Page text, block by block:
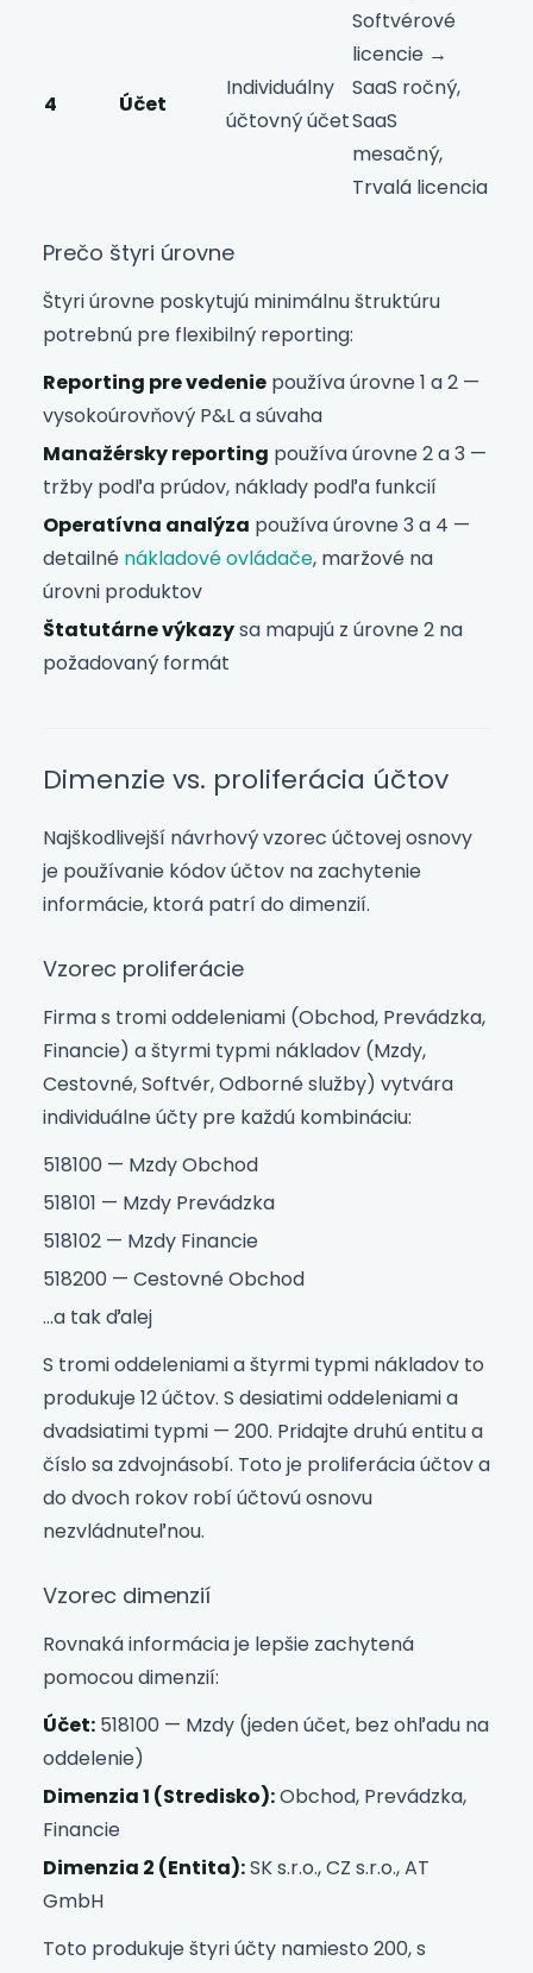
4 Účet
Individuálny
účtovný účet
Softvérové
licencie →
SaaS ročný,
SaaS
mesačný,
Trvalá licencia
Prečo štyri úrovne
Štyri úrovne poskytujú minimálnu štruktúru
potrebnú pre flexibilný reporting:
Reporting pre vedenie používa úrovne 1 a 2 —
vysokoúrovňový P&L a súvaha
Manažérsky reporting používa úrovne 2 a 3 —
tržby podľa prúdov, náklady podľa funkcií
Operatívna analýza používa úrovne 3 a 4 —
detailné nákladové ovládače, maržové na
úrovni produktov
Štatutárne výkazysa mapujú z úrovne 2 na
požadovaný formát
Dimenzie vs. proliferácia účtov
Najškodlivejší návrhový vzorec účtovej osnovy
je používanie kódov účtov na zachytenie
informácie, ktorá patrí do dimenzií.
Vzorec proliferácie
Firma s tromi oddeleniami (Obchod, Prevádzka,
Financie) a štyrmi typmi nákladov (Mzdy,
Cestovné, Softvér, Odborné služby) vytvára
individuálne účty pre každú kombináciu:
518100 — Mzdy Obchod
518101 — Mzdy Prevádzka
518102 — Mzdy Financie
518200 — Cestovné Obchod
…a tak ďalej
S tromi oddeleniami a štyrmi typmi nákladov to
produkuje 12 účtov. S desiatimi oddeleniami a
dvadsiatimi typmi — 200. Pridajte druhú entitu a
číslo sa zdvojnásobí. Toto je proliferácia účtov a
do dvoch rokov robí účtovú osnovu
nezvládnuteľnou.
Vzorec dimenzií
Rovnaká informácia je lepšie zachytená
pomocou dimenzií:
Účet: 518100 — Mzdy (jeden účet, bez ohľadu na
oddelenie)
Dimenzia 1 (Stredisko):Obchod, Prevádzka,
Financie
Dimenzia 2 (Entita):SK s.r.o., CZ s.r.o., AT
GmbH
Toto produkuje štyri účty namiesto 200, s